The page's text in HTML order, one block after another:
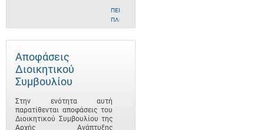
ΠΕΡΙΣΣΌΤΕΡΕΣ
ΠΛΗΡΟΦΟΡΊΕΣ
Αποφάσεις
Διοικητικού
Συμβουλίου
Στην ενότητα αυτή
παρατίθενται αποφάσεις του
Διοικητικού Συμβουλίου της
Αρχής Ανάπτυξης